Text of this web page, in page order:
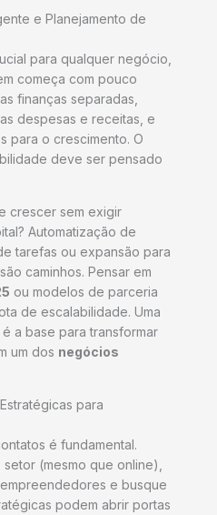
e Planejamento de
para qualquer negócio,
começa com pouco
finanças separadas,
despesas e receitas, e
para o crescimento. O
deve ser pensado
crescer sem exigir
Automatização de
tarefas ou expansão para
caminhos. Pensar em
ou modelos de parceria
de escalabilidade. Uma
a base para transformar
um dos negócios
para
é fundamental.
(mesmo que online),
e busque
podem abrir portas